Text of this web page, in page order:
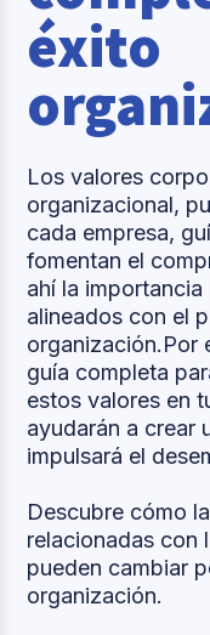
éxito
Los valores
organizacional,
cada empresa,
fomentan el
ahí la
alineados con el
organización.Por
guía completa
estos valores en
ayudarán a crear
impulsará el
Descubre cómo
relacionadas con
pueden cambiar
organización.